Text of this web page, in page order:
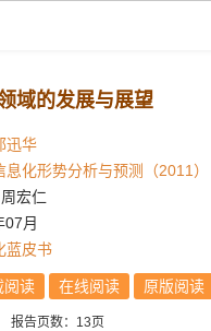
域的发展与展望
迅华
息化形势分析与预测（2011）
周宏仁
07月
蓝皮书
阅读 在线阅读 原版阅读
报告页数：13页